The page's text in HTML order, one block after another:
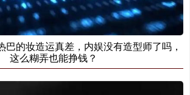
巴的妆造运真差，内娱没有造型师了吗，
这么糊弄也能挣钱？